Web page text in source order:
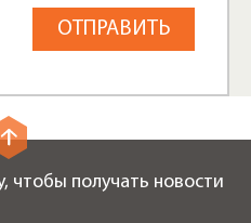
чтобы получать новости